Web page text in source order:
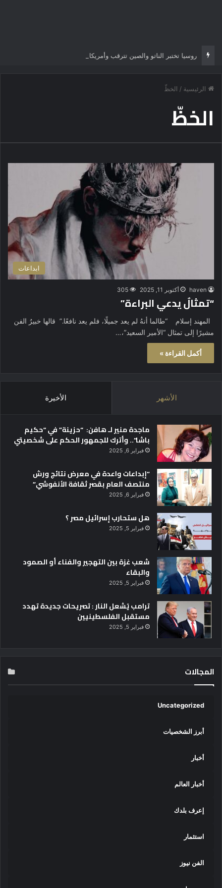
روسيا تختبر الناتو والصين تترقب وأمريكا أمام أخطر معركة إستراتيجية
الرئيسية / الخظّ
الخظّ
ابداعات
haven أكتوبر 11, 2025 305
“تمثالٌ يدعي البراءة”
المهند إسلام “طالما أنهُ لم يعد جميلًا، فلم يعد نافعًا.” قالها خبيرُ الفن
مشيرًا إلى تمثال “الأمير السعيد”،…
أكمل القراءة »
الأشهر الأخيرة
ماجدة منير لـ هافن: “حزينة” في “حكيم
باشا”.. وأترك للجمهور الحكم على شخصيتي
فبراير 6, 2025
“إبداعات واعدة في معرض نتائج ورش
منتصف العام بقصر ثقافة الأنفوشي”
فبراير 6, 2025
هل ستحارب إسرائيل مصر ؟
فبراير 5, 2025
شعب غزة بين التهجير والفناء أو الصمود
والبقاء
فبراير 5, 2025
ترامب يُشعل النار : تصريحات جديدة تهدد
مستقبل الفلسطينيين
فبراير 5, 2025
المجالات
Uncategorized
أبرز الشخصيات
أخبار
أخبار العالم
إعرف بلدك
استثمار
الفن نيوز